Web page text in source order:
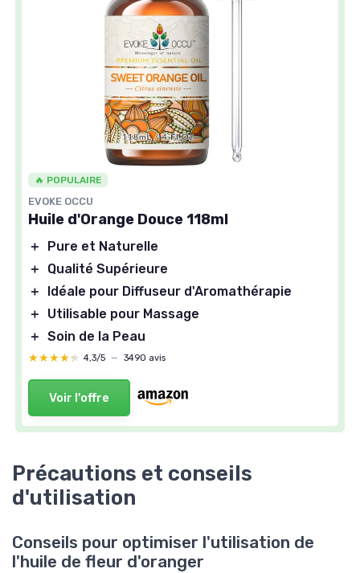
🔥 POPULAIRE
EVOKE OCCU
Huile d'Orange Douce 118ml
＋
Pure et Naturelle
＋
Qualité Supérieure
＋
Idéale pour Diffuseur d'Aromathérapie
＋
Utilisable pour Massage
＋ Soin de la Peau
★★★★★
★★★★★ 4,3/5 — 3490 avis
Voir l'offre
Précautions et conseils
d'utilisation
Conseils pour optimiser l'utilisation de
l'huile de fleur d'oranger